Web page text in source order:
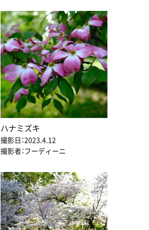
ハナミズキ
撮影日：2023.4.12
撮影者：フーディーニ